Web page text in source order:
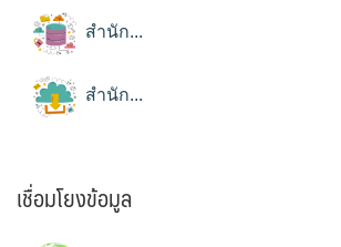
สำนัก...
สำนัก...
เชื่อมโยงข้อมูล